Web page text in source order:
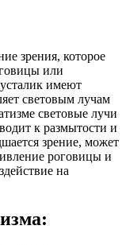
зрения, которое
или
имеют
световым лучам
световые лучи
к размытости и
зрение, может
роговицы и
на